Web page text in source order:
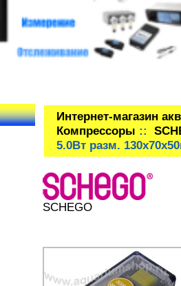
Интернет-магазин
Компрессоры ::
5.0Вт разм.
SCHEGO